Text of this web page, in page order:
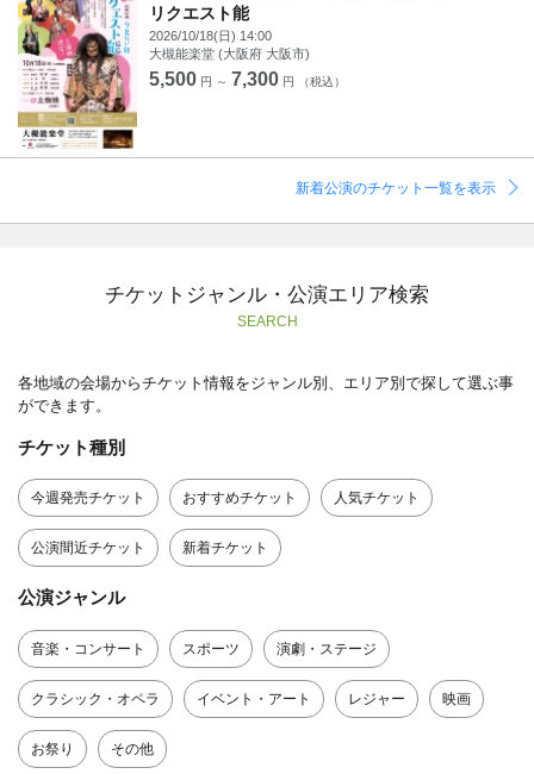
リクエスト能
2026/10/18(日) 14:00
大槻能楽堂 (大阪府 大阪市)
5,500 円 ～ 7,300 円 （税込）
新着公演のチケット一覧を表示
チケットジャンル・公演エリア検索
SEARCH
各地域の会場からチケット情報をジャンル別、エリア別で探して選ぶ事
ができます。
チケット種別
今週発売チケット おすすめチケット 人気チケット
公演間近チケット 新着チケット
公演ジャンル
音楽・コンサート スポーツ 演劇・ステージ
クラシック・オペラ イベント・アート レジャー 映画
お祭り その他